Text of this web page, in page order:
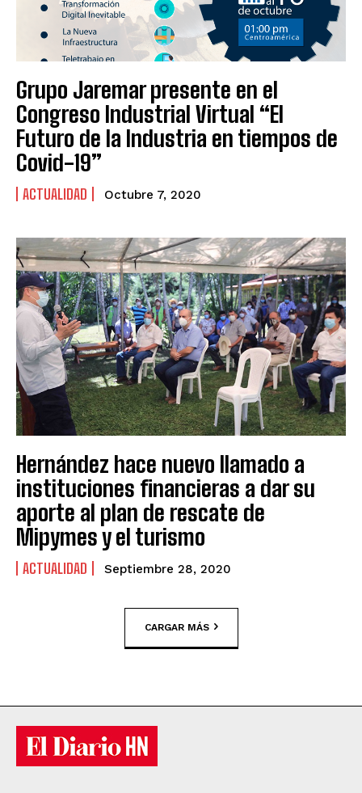
Grupo Jaremar presente en el
Congreso Industrial Virtual “El
Futuro de la Industria en tiempos de
Covid-19”
ACTUALIDAD Octubre 7, 2020
Hernández hace nuevo llamado a
instituciones financieras a dar su
aporte al plan de rescate de
Mipymes y el turismo
ACTUALIDAD Septiembre 28, 2020
CARGAR MÁS